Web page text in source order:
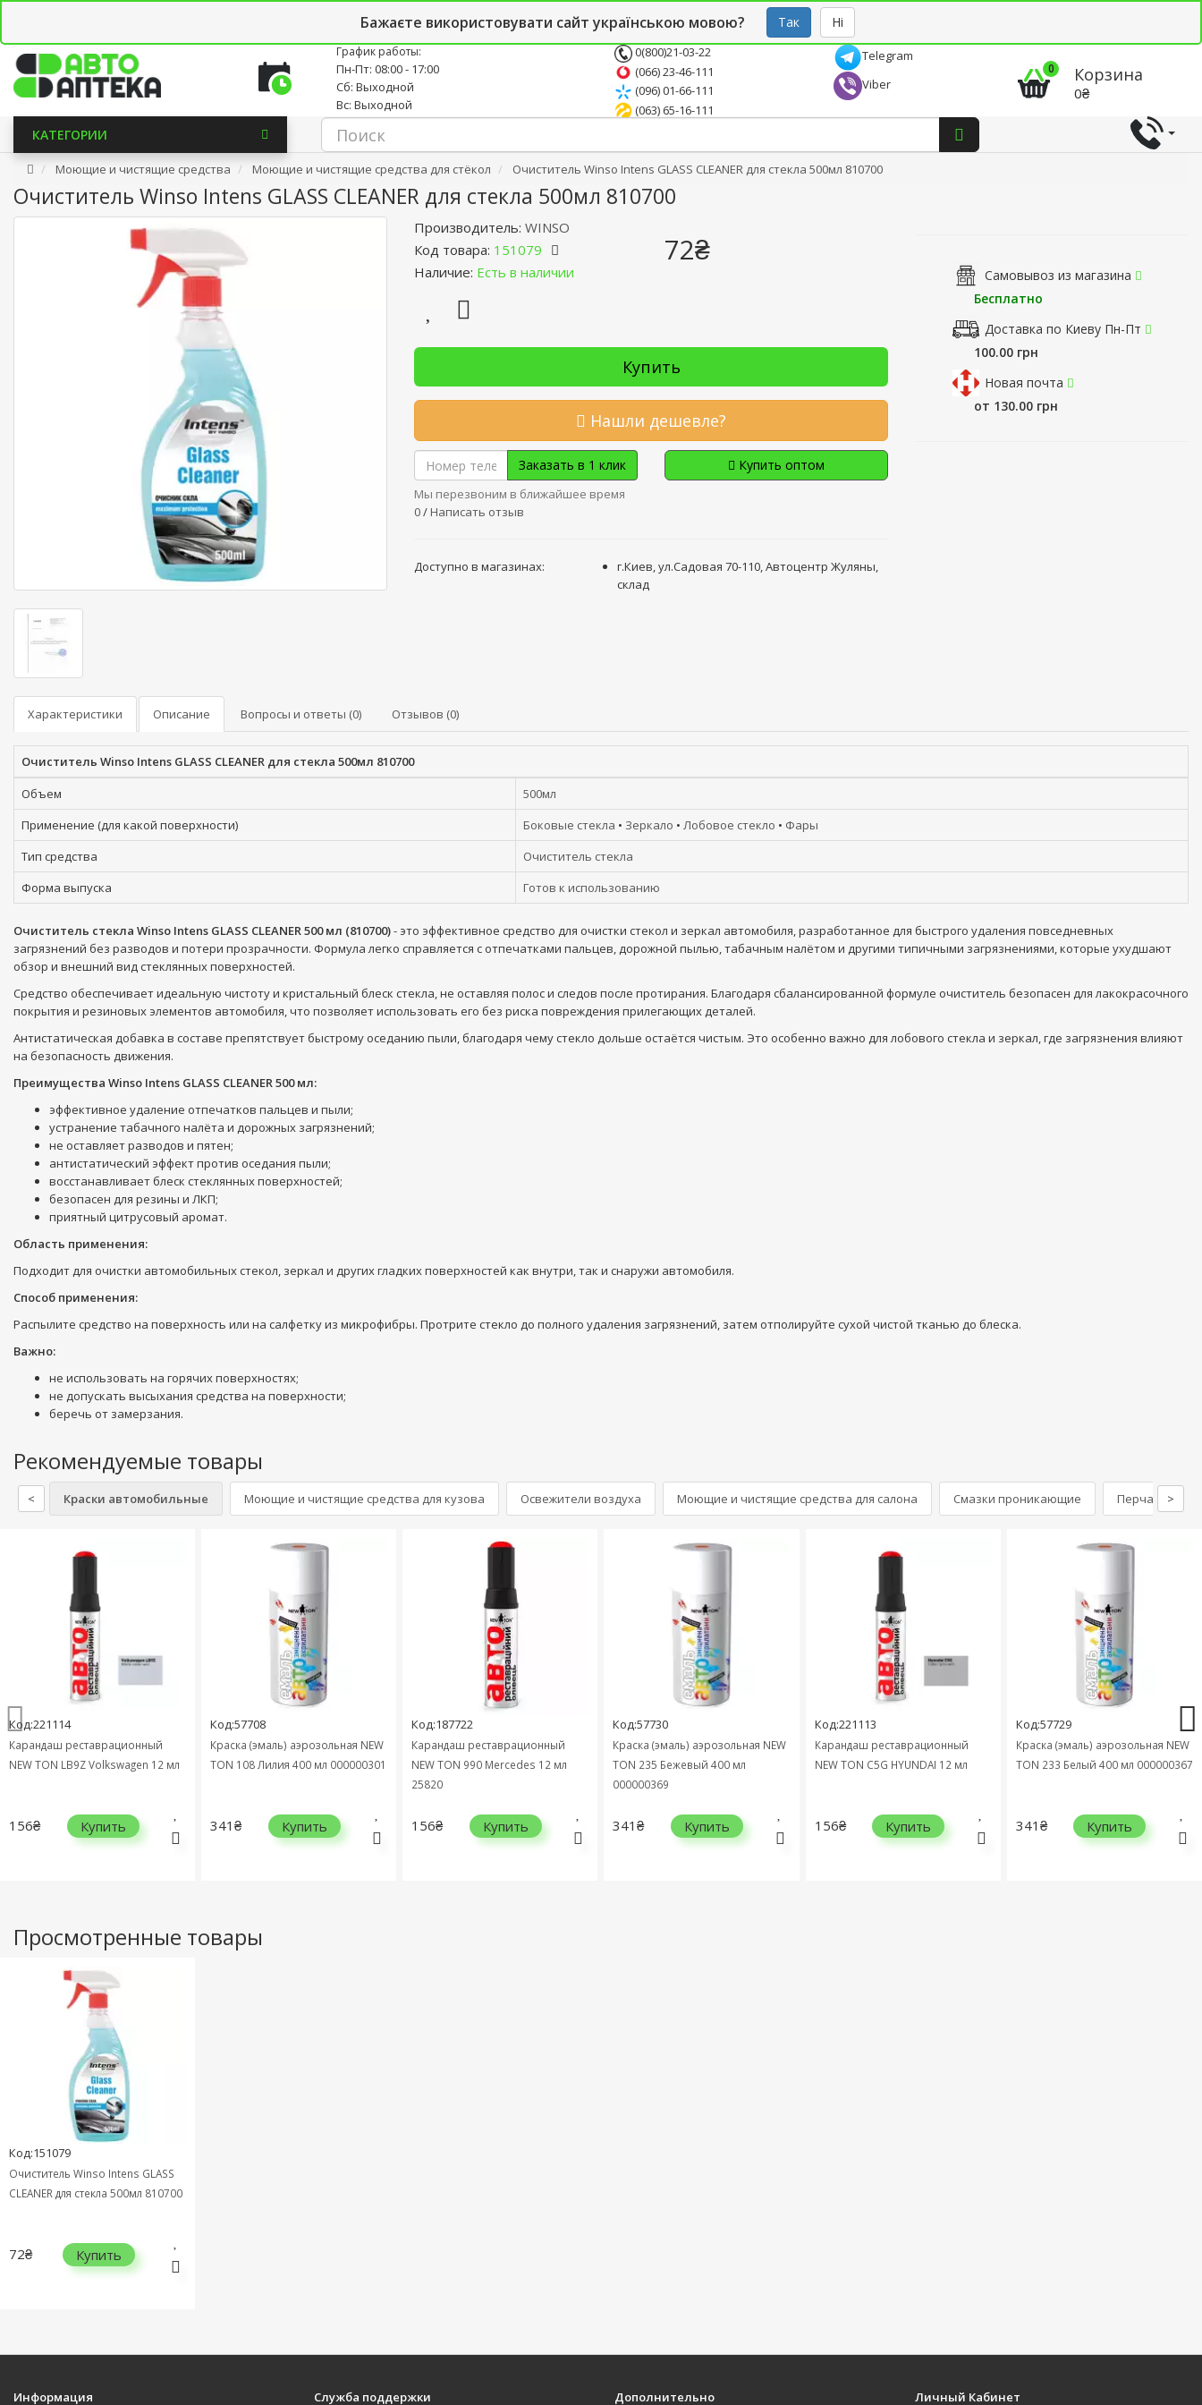
Бажаєте використовувати сайт українською мовою? Так Ні
Новостной блог Опт СТО
График работы:
Пн-Пт: 08:00 - 17:00
Сб: Выходной
Вс: Выходной
0(800)21-03-22
(066) 23-46-111
(096) 01-66-111
(063) 65-16-111
Telegram
Viber
0 Корзина
0₴
КАТЕГОРИИ
Моющие и чистящие средства Моющие и чистящие средства для стёкол Очиститель Winso Intens GLASS CLEANER для стекла 500мл 810700
Очиститель Winso Intens GLASS CLEANER для стекла 500мл 810700
Производитель: WINSO
Код товара: 151079
Наличие: Есть в наличии
72₴
Купить
Нашли дешевле?
Заказать в 1 клик
Мы перезвоним в ближайшее время
Купить оптом
0/ Написать отзыв
Доступно в магазинах:
г.Киев, ул.Садовая 70-110, Автоцентр Жуляны,
склад
Самовывоз из магазина
Бесплатно
Доставка по Киеву Пн-Пт
100.00 грн
Новая почта
от 130.00 грн
Характеристики Описание Вопросы и ответы (0) Отзывов (0)
Очиститель Winso Intens GLASS CLEANER для стекла 500мл 810700
Объем
500мл
Применение (для какой поверхности)
Боковые стекла • Зеркало • Лобовое стекло • Фары
Тип средства
Очиститель стекла
Форма выпуска
Готов к использованию
Очиститель стекла Winso Intens GLASS CLEANER 500 мл (810700)- это эффективное средство для очистки стекол и зеркал автомобиля, разработанное для быстрого удаления повседневных
загрязнений без разводов и потери прозрачности. Формула легко справляется с отпечатками пальцев, дорожной пылью, табачным налётом и другими типичными загрязнениями, которые ухудшают
обзор и внешний вид стеклянных поверхностей.
Средство обеспечивает идеальную чистоту и кристальный блеск стекла, не оставляя полос и следов после протирания. Благодаря сбалансированной формуле очиститель безопасен для лакокрасочного
покрытия и резиновых элементов автомобиля, что позволяет использовать его без риска повреждения прилегающих деталей.
Антистатическая добавка в составе препятствует быстрому оседанию пыли, благодаря чему стекло дольше остаётся чистым. Это особенно важно для лобового стекла и зеркал, где загрязнения влияют
на безопасность движения.
Преимущества Winso Intens GLASS CLEANER 500 мл:
эффективное удаление отпечатков пальцев и пыли;
устранение табачного налёта и дорожных загрязнений;
не оставляет разводов и пятен;
антистатический эффект против оседания пыли;
восстанавливает блеск стеклянных поверхностей;
безопасен для резины и ЛКП;
приятный цитрусовый аромат.
Область применения:
Подходит для очистки автомобильных стекол, зеркал и других гладких поверхностей как внутри, так и снаружи автомобиля.
Способ применения:
Распылите средство на поверхность или на салфетку из микрофибры. Протрите стекло до полного удаления загрязнений, затем отполируйте сухой чистой тканью до блеска.
Важно:
не использовать на горячих поверхностях;
не допускать высыхания средства на поверхности;
беречь от замерзания.
Рекомендуемые товары
< Краски автомобильные Моющие и чистящие средства для кузова Освежители воздуха Моющие и чистящие средства для салона Смазки проникающие Перчатки
>
Код:221114
Карандаш реставрационный
NEW TON LB9Z Volkswagen 12 мл
156₴ Купить
Код:57708
Краска (эмаль) аэрозольная NEW
TON 108 Лилия 400 мл 000000301
341₴ Купить
Код:187722
Карандаш реставрационный
NEW TON 990 Mercedes 12 мл
25820
156₴ Купить
Код:57730
Краска (эмаль) аэрозольная NEW
TON 235 Бежевый 400 мл
000000369
341₴ Купить
Код:221113
Карандаш реставрационный
NEW TON C5G HYUNDAI 12 мл
156₴ Купить
Код:57729
Краска (эмаль) аэрозольная NEW
TON 233 Белый 400 мл 000000367
341₴ Купить
Просмотренные товары
Код:151079
Очиститель Winso Intens GLASS
CLEANER для стекла 500мл 810700
72₴ Купить
Информация Служба поддержки Дополнительно Личный Кабинет